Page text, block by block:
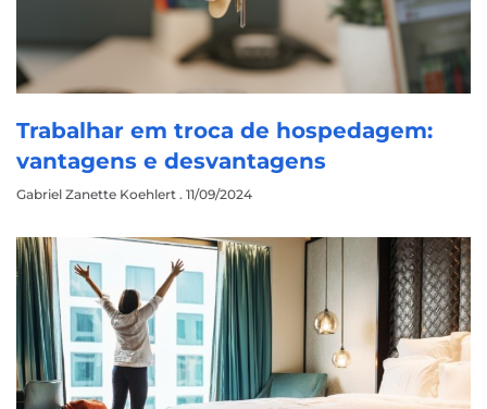
Trabalhar em troca de hospedagem:
vantagens e desvantagens
Gabriel Zanette Koehlert 11/09/2024